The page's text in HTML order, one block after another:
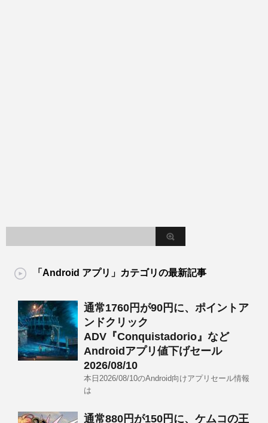
「Android アプリ」カテゴリの最新記事
通常1760円が90円に、ポイントア
ンドクリック
ADV『Conquistadorio』など
Androidアプリ値下げセール
2026/08/10
本日2026/08/10のAndroid向けアプリセール情報
は
通常880円が150円に、ケムコの王